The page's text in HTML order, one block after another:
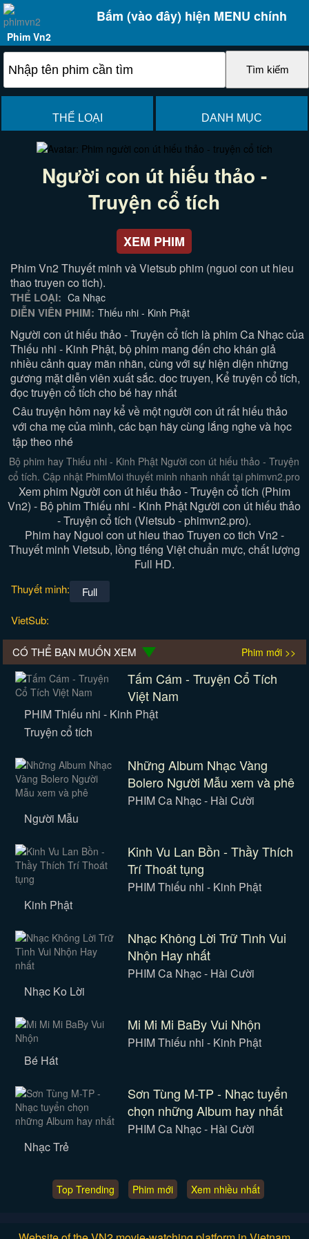
Bấm (vào đây) hiện MENU chính
Phim Vn2
THỂ LOẠI DANH MỤC
Người con út hiếu thảo -
Truyện cổ tích
XEM PHIM
Phim Vn2 Thuyết minh và Vietsub phim (nguoi con ut hieu
thao truyen co tich).
THỂ LOẠI: Ca Nhạc
DIỄN VIÊN PHIM: Thiếu nhi - Kinh Phật
Người con út hiếu thảo - Truyện cổ tích là phim Ca Nhạc của
Thiếu nhi - Kinh Phật, bộ phim mang đến cho khán giả
nhiều cảnh quay mãn nhãn, cùng với sự hiện diện những
gương mặt diễn viên xuất sắc. doc truyen, Kể truyện cổ tích,
đọc truyện cổ tích cho bé hay nhất
Câu truyện hôm nay kể về một người con út rất hiếu thảo
với cha mẹ của mình, các bạn hãy cùng lắng nghe và học
tập theo nhé
Bộ phim hay Thiếu nhi - Kinh Phật Người con út hiếu thảo - Truyện
cổ tích. Cập nhật PhimMoi thuyết minh nhanh nhất tại phimvn2.pro
Xem phim Người con út hiếu thảo - Truyện cổ tích (Phim
Vn2) - Bộ phim Thiếu nhi - Kinh Phật Người con út hiếu thảo
- Truyện cổ tích (Vietsub - phimvn2.pro).
Phim hay Nguoi con ut hieu thao Truyen co tich Vn2 -
Thuyết minh Vietsub, lồng tiếng Việt chuẩn mực, chất lượng
Full HD.
Thuyết minh:
Full
VietSub:
CÓ THỂ BẠN MUỐN XEM Phim mới >>
Tấm Cám - Truyện Cổ Tích
Việt Nam
PHIM Thiếu nhi - Kinh Phật
Truyện cổ tích
Những Album Nhạc Vàng
Bolero Người Mẫu xem và phê
PHIM Ca Nhạc - Hài Cười
Người Mẫu
Kinh Vu Lan Bồn - Thầy Thích
Trí Thoát tụng
PHIM Thiếu nhi - Kinh Phật
Kinh Phật
Nhạc Không Lời Trữ Tình Vui
Nhộn Hay nhất
PHIM Ca Nhạc - Hài Cười
Nhạc Ko Lời
Mi Mi Mi BaBy Vui Nhộn
PHIM Thiếu nhi - Kinh Phật
Bé Hát
Sơn Tùng M-TP - Nhạc tuyển
chọn những Album hay nhất
PHIM Ca Nhạc - Hài Cười
Nhạc Trẻ
Top Trending Phim mới Xem nhiều nhất